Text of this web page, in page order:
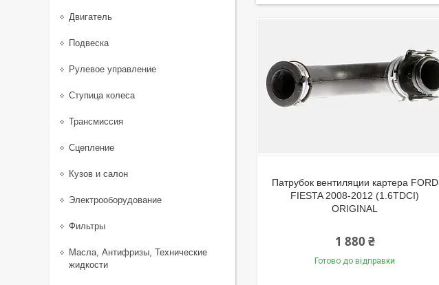
Патрубок вентиляции картера FORD
FIESTA 2008-2012 (1.6TDCI)
ORIGINAL
1 880 ₴
Готово до відправки
Двигатель
Подвеска
Рулевое управление
Ступица колеса
Трансмиссия
Сцепление
Кузов и салон
Электрооборудование
Фильтры
Масла, Антифризы, Технические
жидкости